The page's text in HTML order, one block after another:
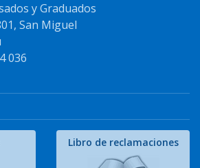
y Graduados
San Miguel
036
Libro de reclamaciones